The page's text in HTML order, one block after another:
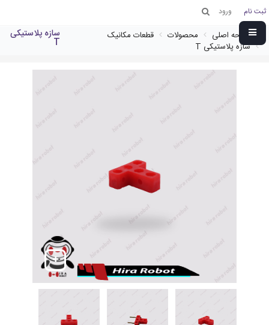
ثبت نام ورود
صفحه اصلی محصولات
قطعات مکانیک
سازه پلاستیکی T
سازه پلاستیکی
T